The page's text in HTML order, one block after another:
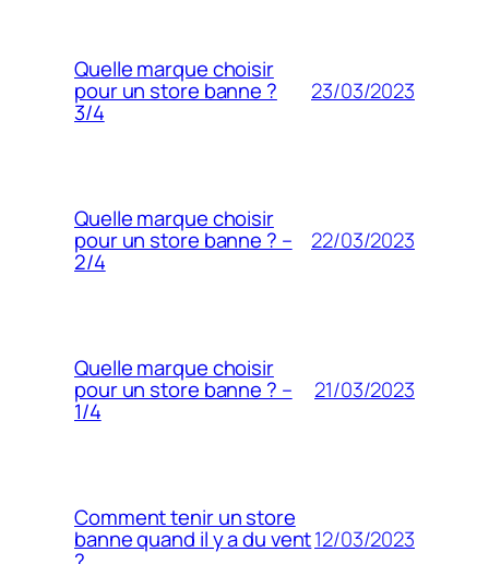
Quelle marque choisir
pour un store banne ?
3/4
23/03/2023
Quelle marque choisir
pour un store banne ? –
2/4
22/03/2023
Quelle marque choisir
pour un store banne ? –
1/4
21/03/2023
Comment tenir un store
banne quand il y a du vent12/03/2023